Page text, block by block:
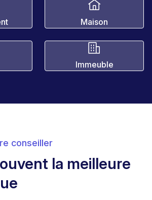
Maison
Immeuble
conseiller
la meilleure